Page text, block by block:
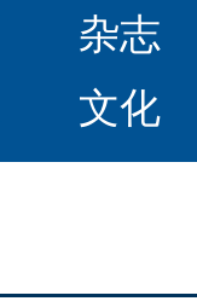
杂志
文化